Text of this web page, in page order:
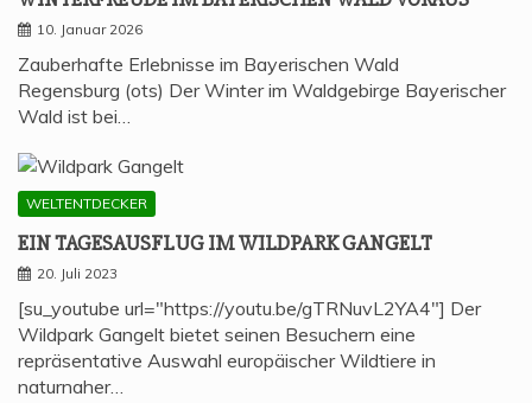
10. Januar 2026
Zauberhafte Erlebnisse im Bayerischen Wald
Regensburg (ots) Der Winter im Waldgebirge Bayerischer
Wald ist bei…
WELTENTDECKER
EIN TAGES­AUS­FLUG IM WILD­PARK GANGELT
20. Juli 2023
[su_youtube url="https://youtu.be/gTRNuvL2YA4"] Der
Wildpark Gangelt bietet seinen Besuchern eine
repräsentative Auswahl europäischer Wildtiere in
naturnaher…